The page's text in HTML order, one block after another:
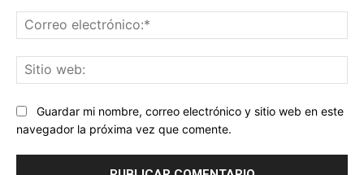
Guardar mi nombre, correo electrónico y sitio web en este
navegador la próxima vez que comente.